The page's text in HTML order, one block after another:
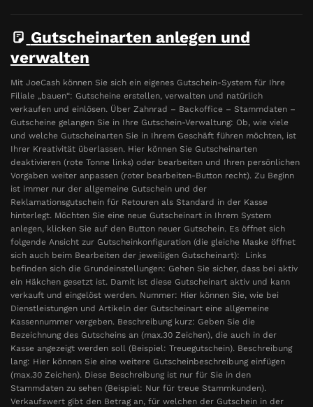
Gutscheinarten anlegen und
verwalten
Mit JoeCash können Sie sich ein eigenes Gutschein-System für Ihre
Filiale „bauen“: Gutscheine erstellen, verwalten und natürlich
verkaufen und einlösen. Über Zahnrad – Backoffice – Stammdaten –
Gutscheine gelangen Sie in Ihre Gutschein-Verwaltung: Ob, wie viele
und welche Gutscheinarten Sie in Ihrem Geschäft führen möchten, ist
Ihrer Kreativität überlassen. Hier können Sie Gutscheinarten
deaktivieren (rote Tonne links) oder bearbeiten und Ihren persönlichen
Vorgaben weiter anpassen (roter bearbeiten-Button recht). Zu Beginn
ist immer nur der allgemeine Gutschein und der
Reklamationsgutschein für Retouren als Standard in der Kasse
hinterlegt. Möchten Sie eine neue Gutscheinart in Ihrem System
anlegen, klicken Sie auf den Button neuer Gutschein. Es öffnet sich
folgende Ansicht zur Gutscheinkonfiguration (die gleiche Maske öffnet
sich auch beim Bearbeiten der jeweiligen Gutscheinart): Links
befinden sich die Grundeinstellungen: Gehen Sie sicher, dass bei aktiv
ein Häkchen gesetzt ist. Damit ist diese Gutscheinart aktiv und kann
verkauft und eingelöst werden. Nummer: Hier können Sie, wie bei
Dienstleistungen und Artikeln der Gutscheinart eine allgemeine
Kassennummer vergeben. Beschreibung kurz: Geben Sie die
Bezeichnung des Gutscheins an (max.30 Zeichen), die auch in der
Kasse angezeigt werden soll (Beispiel: Treuegutschein). Beschreibung
lang: Hier können Sie eine weitere Gutscheinbeschreibung einfügen
(max.30 Zeichen). Diese Beschreibung ist nur für Sie in den
Stammdaten zu sehen (Beispiel: Nur für treue Stammkunden).
Verkaufswert gibt den Betrag an, für welchen der Gutschein in der